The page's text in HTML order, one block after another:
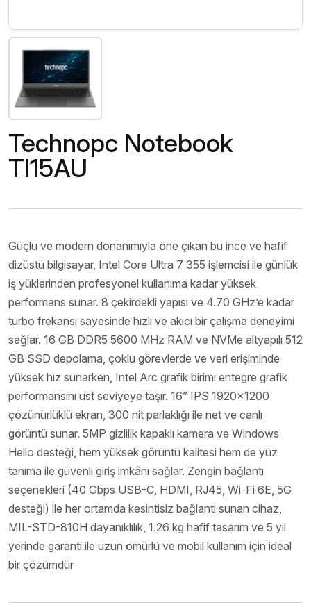
Technopc Notebook
TI15AU
Güçlü ve modern donanımıyla öne çıkan bu ince ve hafif
dizüstü bilgisayar, Intel Core Ultra 7 355 işlemcisi ile günlük
iş yüklerinden profesyonel kullanıma kadar yüksek
performans sunar. 8 çekirdekli yapısı ve 4.70 GHz’e kadar
turbo frekansı sayesinde hızlı ve akıcı bir çalışma deneyimi
sağlar. 16 GB DDR5 5600 MHz RAM ve NVMe altyapılı 512
GB SSD depolama, çoklu görevlerde ve veri erişiminde
yüksek hız sunarken, Intel Arc grafik birimi entegre grafik
performansını üst seviyeye taşır. 16” IPS 1920x1200
çözünürlüklü ekran, 300 nit parlaklığı ile net ve canlı
görüntü sunar. 5MP gizlilik kapaklı kamera ve Windows
Hello desteği, hem yüksek görüntü kalitesi hem de yüz
tanıma ile güvenli giriş imkânı sağlar. Zengin bağlantı
seçenekleri (40 Gbps USB-C, HDMI, RJ45, Wi-Fi 6E, 5G
desteği) ile her ortamda kesintisiz bağlantı sunan cihaz,
MIL-STD-810H dayanıklılık, 1.26 kg hafif tasarım ve 5 yıl
yerinde garanti ile uzun ömürlü ve mobil kullanım için ideal
bir çözümdür